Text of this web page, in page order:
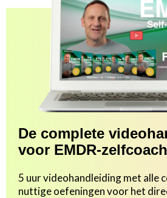
De complete
voor EMDR-
5 uur videohandleiding met alle
nuttige oefeningen voor het